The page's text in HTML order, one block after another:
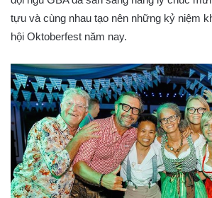
tựu và cùng nhau tạo nên những kỷ niệm
hội Oktoberfest năm nay.